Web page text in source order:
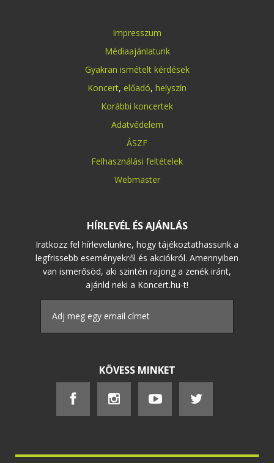
Impresszum
Médiaajánlatunk
Gyakran ismételt kérdések
Koncert, előadó, helyszín
Korábbi koncertek
Adatvédelem
ÁSZF
Felhasználási feltételek
Webmaster
HÍRLEVÉL ÉS AJÁNLÁS
Iratkozz fel hírlevelünkre, hogy tájékoztathassunk a
legfrissebb eseményekről és akciókról. Amennyiben
van ismerősöd, aki szintén rajong a zenék iránt,
ajánld neki a Koncert.hu-t!
KÖVESS MINKET